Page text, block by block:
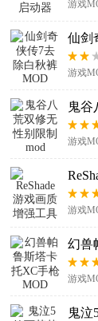
游戏
仙剑
游戏
鬼谷
游戏
游戏
幻兽
游戏
鬼泣